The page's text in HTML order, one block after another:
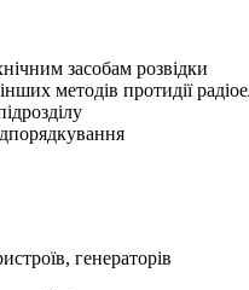
засобам розвідки
методів протидії
генераторів